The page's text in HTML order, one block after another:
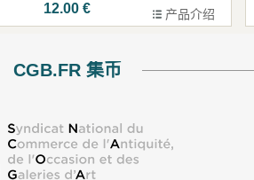
12.00 € 产品介绍
CGB.FR 集币